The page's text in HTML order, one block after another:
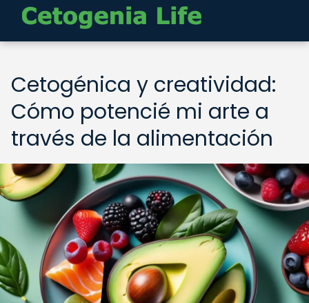
Cetogénica y creatividad:
Cómo potencié mi arte a
través de la alimentación